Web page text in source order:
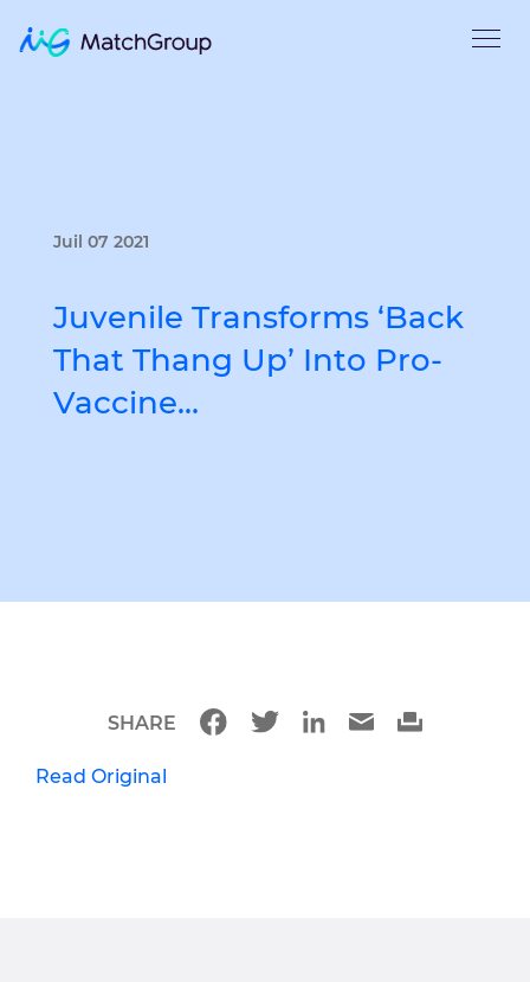
Juil 07 2021
Juvenile Transforms ‘Back
That Thang Up’ Into Pro-
Vaccine…
Read Original
SHARE